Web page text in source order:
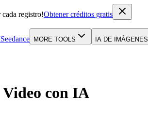
registro!Obtener créditos gratis
Seedance MORE TOOLS IA DE IMÁGENES
con IA